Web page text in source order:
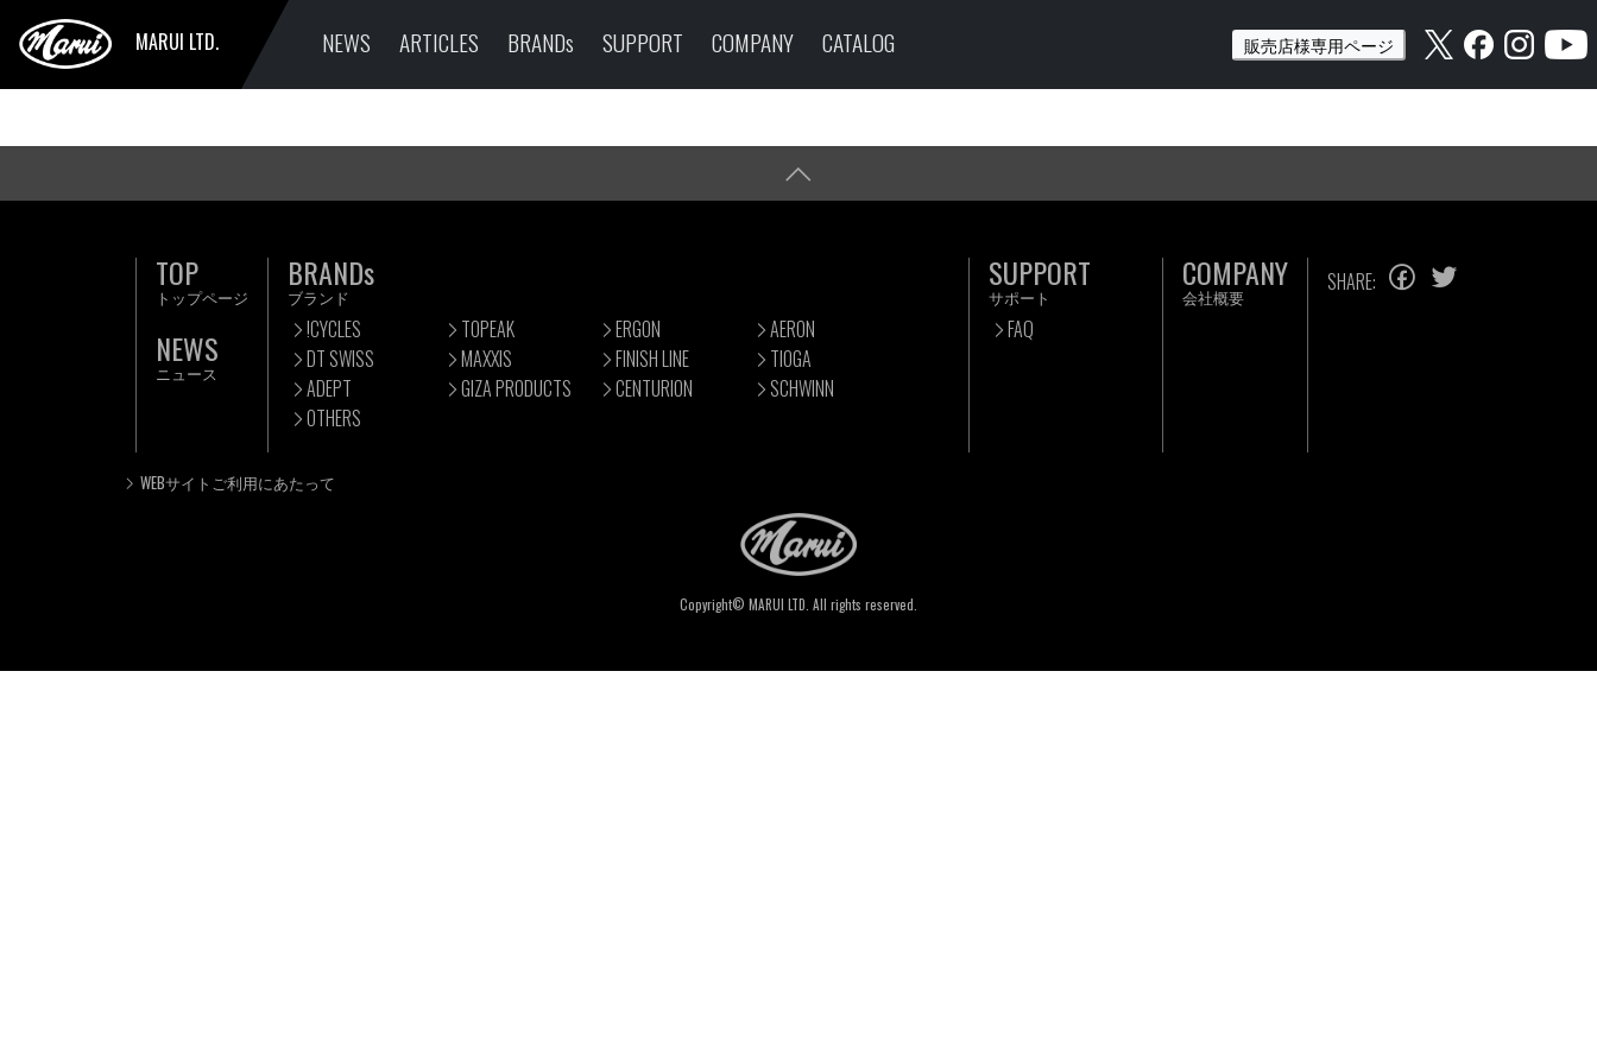
MARUI LTD. NEWS ARTICLES BRANDs SUPPORT COMPANY CATALOG 販売店様専用ページ
TOP
トップページ
NEWS
ニュース
BRANDs
ブランド
!CYCLES TOPEAK ERGON
AERON
DT SWISS
MAXXIS FINISH LINE
TIOGA
ADEPT
GIZA PRODUCTS CENTURION
SCHWINN
OTHERS
SUPPORT
サポート
FAQ
COMPANY
会社概要
SHARE:
WEBサイトご利用にあたって
Copyright© MARUI LTD. All rights reserved.